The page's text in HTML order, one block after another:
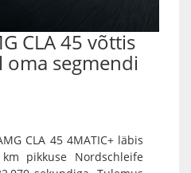
CLA 45 võttis
segmendi
CLA 45 4MATIC+ läbis
pikkuse Nordschleife